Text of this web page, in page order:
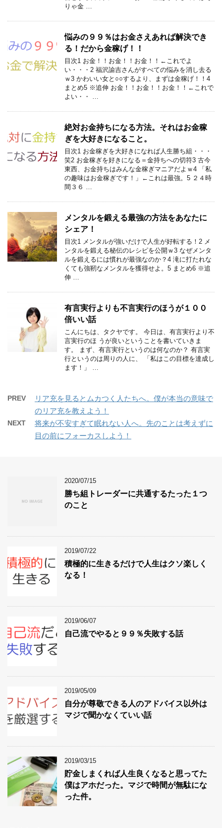
りゃ金 …
悩みの９９％はお金さえあれば解決でき
る！だから金稼げ！！
目次1 お金！！お金！！お金！！←これでよ
い・・・2 福沢諭吉さんがすべての悩みを消し去る
ｗ3 かわいい女と○○するより、まずは金稼げ！！4
まとめ5 ※追伸 お金！！お金！！お金！！←これで
よい・・ …
絶対お金持ちになる方法。それはお金稼
ぎを大好きになること。
目次1 お金稼ぎを大好きになれば人生勝ち組・・・
笑2 お金稼ぎを好きになる＝金持ちへの切符3 古今
東西、お金持ちはみんな金稼ぎマニアだよｗ4 「私
の趣味はお金稼ぎです！」←これは最強。5 ２４時
間３６ …
メンタルを鍛える最強の方法をあなたに
シェア！
目次1 メンタルが強いだけで人生が好転する！2 メ
ンタルを鍛える秘伝のレシピを公開ｗ3 なぜメンタ
ルを鍛えるには慣れが最強なのか？4 滝に打たれな
くても強靭なメンタルを獲得せよ。5 まとめ6 ※追
伸 …
有言実行よりも不言実行のほうが１００
倍いい話
こんにちは、タクヤです。 今日は、有言実行より不
言実行のほ うが良いということを書いていきま
す。 まず、有言実行というのは何なのか？ 有言実
行というのは周りの人に、 「私はこの目標を達成し
ます！」 …
PREV
リア充を見るとムカつく人たちへ。僕が本当の意味で
のリア充を教えよう！
NEXT
将来が不安すぎて眠れない人へ。先のことは考えずに
目の前にフォーカスしよう！
2020/07/15
勝ち組トレーダーに共通するたった１つ
のこと
2019/07/22
積極的に生きるだけで人生はクソ楽しく
なる！
2019/06/07
自己流でやると９９％失敗する話
2019/05/09
自分が尊敬できる人のアドバイス以外は
マジで聞かなくていい話
2019/03/15
貯金しまくれば人生良くなると思ってた
僕はアホだった。マジで時間が無駄にな
った件。